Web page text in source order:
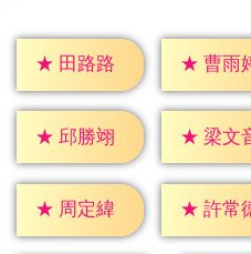
★ 田路路 ★ 曹雨
★ 邱勝翊 ★ 梁文
★ 周定緯 ★ 許常